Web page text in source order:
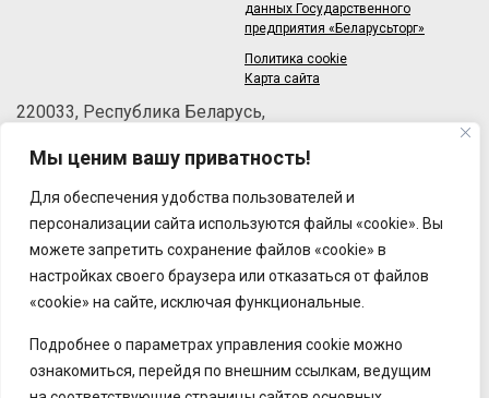
Мы ценим вашу приватность!
Для обеспечения удобства пользователей и
персонализации сайта используются файлы «cookie». Вы
можете запретить сохранение файлов «cookie» в
настройках своего браузера или отказаться от файлов
«cookie» на сайте, исключая функциональные.
Подробнее о параметрах управления cookie можно
ознакомиться, перейдя по внешним ссылкам, ведущим
данных Государственного
предприятия «Беларусьторг»
Политика cookie
Карта сайта
220033, Республика Беларусь,
Телефон: +375 (17) 215-63-33
Факс: +375 (17) 270-30-50
Email:brt@brt.by